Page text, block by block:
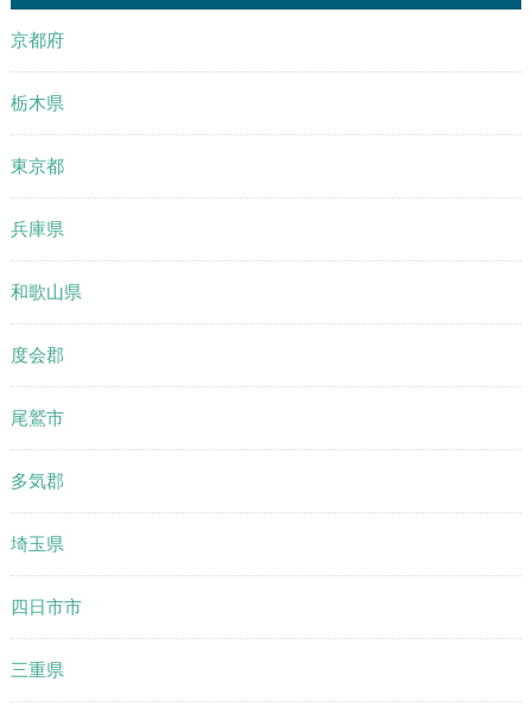
京都府
栃木県
東京都
兵庫県
和歌山県
度会郡
尾鷲市
多気郡
埼玉県
四日市市
三重県